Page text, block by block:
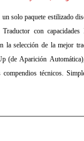
solo paquete estilizado
con capacidades
la selección de la mejor
(de Aparición
técnicos.